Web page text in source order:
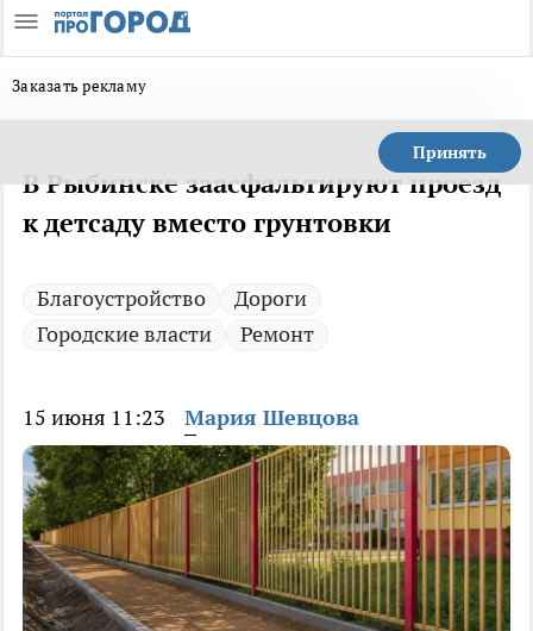
Заказать рекламу
Принять
В Рыбинске заасфальтируют проезд
к детсаду вместо грунтовки
Благоустройство
Дороги
Городские власти
Ремонт
15 июня 11:23 Мария Шевцова